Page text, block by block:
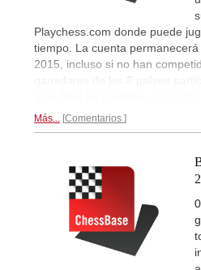
Playchess.com donde puede
tiempo. La cuenta
2015, incluso si no han
ganadores de los 8 países
Más... Comentarios